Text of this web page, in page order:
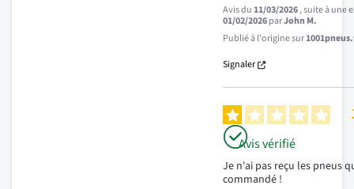
Avis du11/03/2026, suite à une
01/02/2026parJohn M.
Publié à l'origine sur
Signaler
Avis vérifié
Je n'ai pas reçu les pneus
commandé !